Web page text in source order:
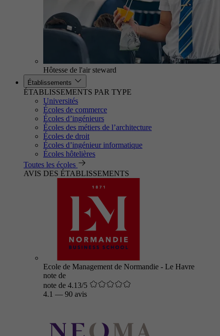
Hôtesse de l'air steward
Établissements
ÉTABLISSEMENTS PAR TYPE
Universités
Écoles de commerce
Écoles d’ingénieurs
Écoles des métiers de l’architecture
Écoles de droit
Écoles d’ingénieur informatique
Écoles hôtelières
Toutes les écoles
AVIS DES ÉTABLISSEMENTS
Ecole de Management de Normandie - Le Havre
note de
note de 4.13/5
4.1 — 90 avis